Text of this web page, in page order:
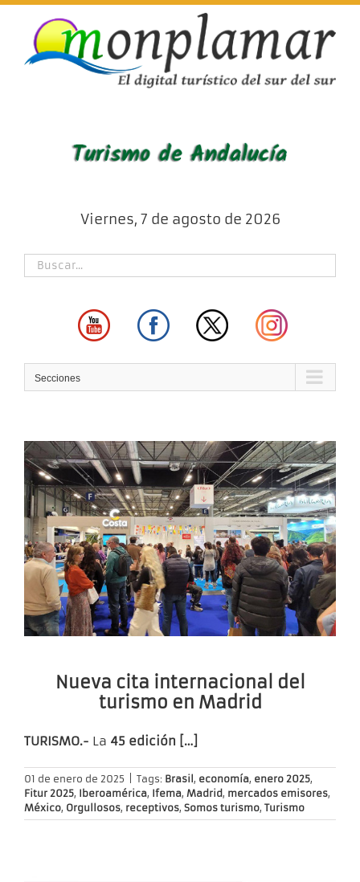
Skip
content
Viernes, 7 de agosto de 2026
Secciones
Nueva cita internacional del
turismo en Madrid
TURISMO.- La 45 edición […]
01 de enero de 2025 Tags: Brasil , economía, enero 2025,
Fitur 2025, Iberoamérica, Ifema, Madrid , mercados emisores,
México, Orgullosos, receptivos, Somos turismo, Turismo